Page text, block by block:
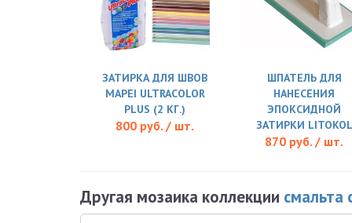
ЗАТИРКА ДЛЯ ШВОВ
MAPEI ULTRACOLOR
PLUS (2 КГ.)
800 руб. / шт.
ШПАТЕЛЬ ДЛЯ
НАНЕСЕНИЯ
ЭПОКСИДНОЙ
ЗАТИРКИ LITOKOL
870 руб. / шт.
Другая мозаика коллекции смальта